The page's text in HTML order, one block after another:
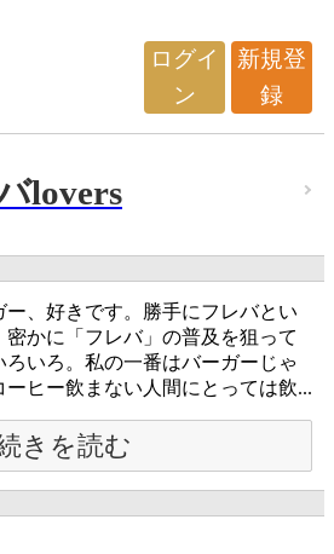
ログイ
ン
新規登
録
lovers
、好きです。勝手にフレバとい
密かに「フレバ」の普及を狙って
ろいろ。私の一番はバーガーじゃ
ヒー飲まない人間にとっては飲...
きを読む